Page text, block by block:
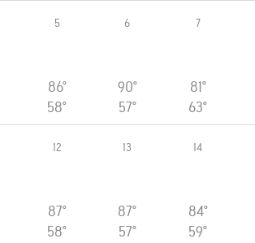
5
86°
58°
6
90°
57°
7
81°
63°
12
87°
58°
13
87°
57°
14
84°
59°